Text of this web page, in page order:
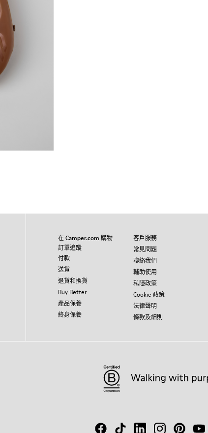
在 Camper.com 購物
訂單追蹤
付款
送貨
退貨和換貨
Buy Better
產品保養
終身保養
客戶服務
常見問題
聯絡我們
輔助使用
私隱政策
Cookie 政策
法律聲明
條款及細則